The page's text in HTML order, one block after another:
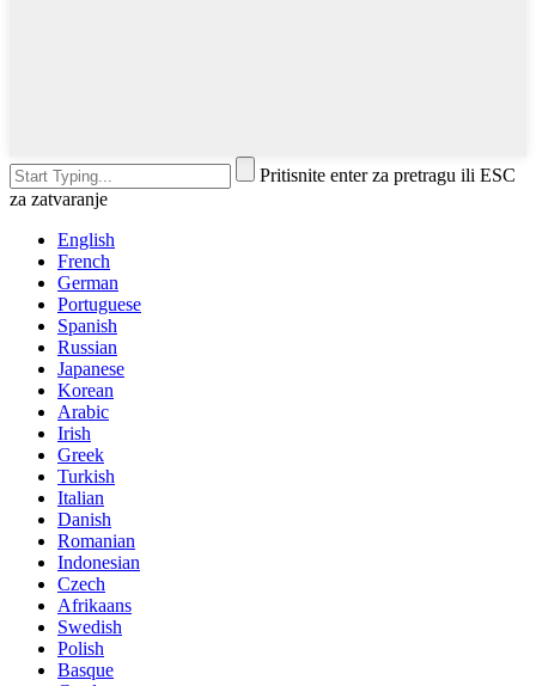
Pritisnite enter za pretragu ili ESC
za zatvaranje
English
French
German
Portuguese
Spanish
Russian
Japanese
Korean
Arabic
Irish
Greek
Turkish
Italian
Danish
Romanian
Indonesian
Czech
Afrikaans
Swedish
Polish
Basque